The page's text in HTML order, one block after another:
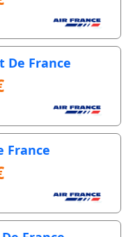
De France
France